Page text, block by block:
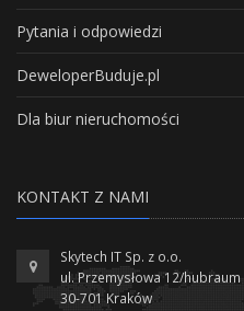
Pytania i odpowiedzi
DeweloperBuduje.pl
Dla biur nieruchomości
KONTAKT Z NAMI
Skytech IT Sp. z o.o.
ul. Przemysłowa 12/hubraum
30-701 Kraków